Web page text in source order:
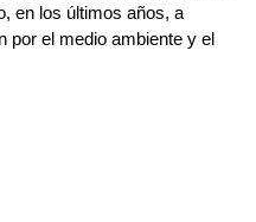
en los últimos años, a
por el medio ambiente y el